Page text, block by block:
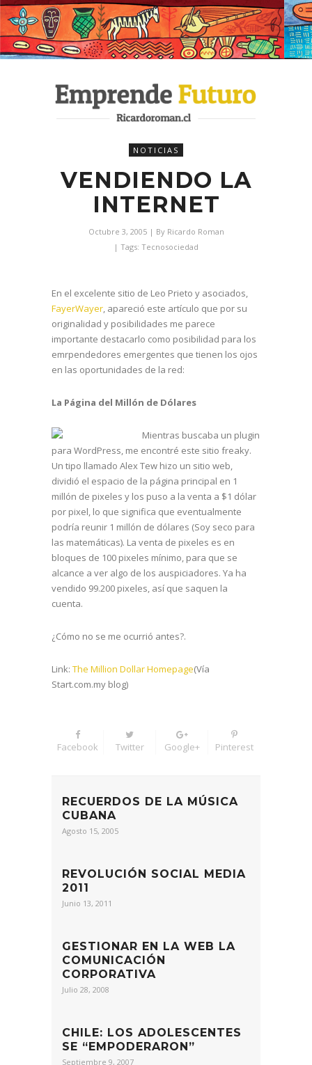
NOTICIAS
VENDIENDO LA
INTERNET
Octubre 3, 2005 | By Ricardo Roman
| Tags: Tecnosociedad
En el excelente sitio de Leo Prieto y asociados,
FayerWayer, apareció este artículo que por su
originalidad y posibilidades me parece
importante destacarlo como posibilidad para los
emrpendedores emergentes que tienen los ojos
en las oportunidades de la red:
La Página del Millón de Dólares
Mientras buscaba un plugin
para WordPress, me encontré este sitio freaky.
Un tipo llamado Alex Tew hizo un sitio web,
dividió el espacio de la página principal en 1
millón de pixeles y los puso a la venta a $1 dólar
por pixel, lo que significa que eventualmente
podría reunir 1 millón de dólares (Soy seco para
las matemáticas). La venta de pixeles es en
bloques de 100 pixeles mínimo, para que se
alcance a ver algo de los auspiciadores. Ya ha
vendido 99.200 pixeles, así que saquen la
cuenta.
¿Cómo no se me ocurrió antes?.
Link: The Million Dollar Homepage(Vía
Start.com.my blog)
Facebook Twitter Google+ Pinterest
RECUERDOS DE LA MÚSICA
CUBANA
Agosto 15, 2005
REVOLUCIÓN SOCIAL MEDIA
2011
Junio 13, 2011
GESTIONAR EN LA WEB LA
COMUNICACIÓN
CORPORATIVA
Julio 28, 2008
CHILE: LOS ADOLESCENTES
SE “EMPODERARON”
Septiembre 9, 2007